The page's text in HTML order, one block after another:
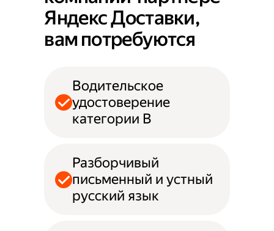
Яндекс Доставки,
вам потребуются
Водительское
удостоверение
категории B
Разборчивый
письменный и устный
русский язык